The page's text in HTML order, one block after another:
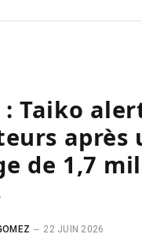
Taiko
après
de 1,7
22 JUIN 2026